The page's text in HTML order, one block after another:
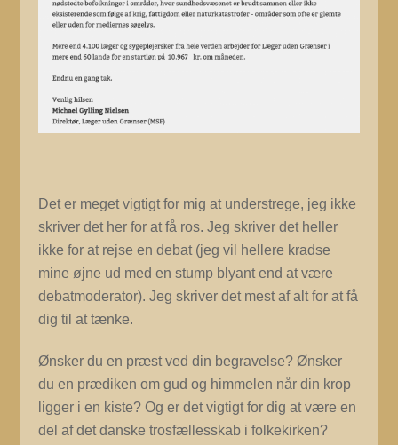
Det er meget vigtigt for mig at understrege, jeg ikke
skriver det her for at få ros. Jeg skriver det heller
ikke for at rejse en debat (jeg vil hellere kradse
mine øjne ud med en stump blyant end at være
debatmoderator). Jeg skriver det mest af alt for at få
dig til at tænke.
Ønsker du en præst ved din begravelse? Ønsker
du en prædiken om gud og himmelen når din krop
ligger i en kiste? Og er det vigtigt for dig at være en
del af det danske trosfællesskab i folkekirken?